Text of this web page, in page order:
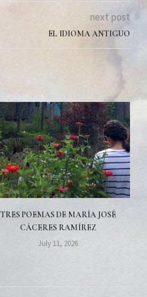
next post
EL IDIOMA ANTIGUO
TRES POEMAS DE MARÍA JOSÉ
CÁCERES RAMÍREZ
July 11, 2026